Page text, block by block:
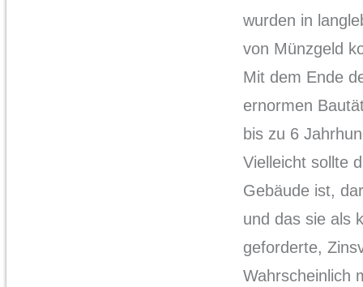
wurden in
von Münzgeld
Mit dem Ende
ernormen
bis zu 6
Vielleicht sollte
Gebäude ist,
und das sie als
geforderte,
Wahrscheinlich